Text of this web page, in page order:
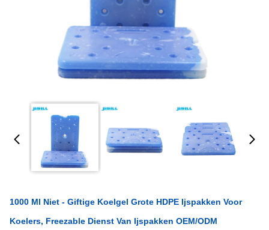
1000 Ml Niet - Giftige Koelgel Grote HDPE Ijspakken Voor
Koelers, Freezable Dienst Van Ijspakken OEM/ODM